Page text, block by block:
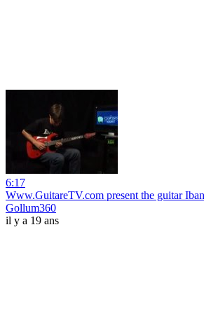
6:17
Www.GuitareTV.com present the guitar
Gollum360
il y a 19 ans